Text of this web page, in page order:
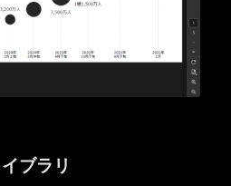
ブラリ